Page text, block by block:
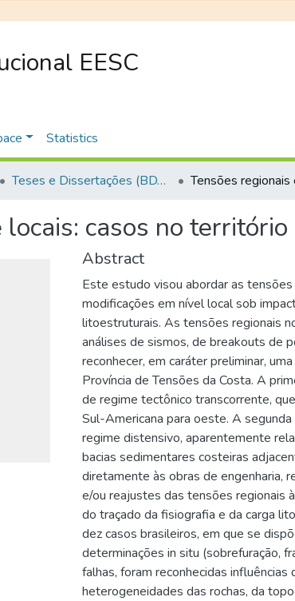
EESC
Statistics
Teses e Dissertações (BDTD USP)
locais: casos no
Abstract
Este estudo visou abordar as
modificações em nível local sob
litoestruturais. As tensões regionais
análises de sismos, de breakouts de
reconhecer, em caráter preliminar,
Província de Tensões da Costa. A
de regime tectônico transcorrente,
Sul-Americana para oeste. A
regime distensivo, aparentemente
bacias sedimentares costeiras
diretamente às obras de engenharia,
e/ou reajustes das tensões regionais
do traçado da fisiografia e da carga
dez casos brasileiros, em que se
determinações in situ (sobrefuração,
falhas, foram reconhecidas
heterogeneidades das rochas, da